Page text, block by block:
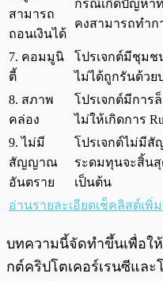
สามารถ
ถอนเงินได้
กรณีเกิดปัญหา
คงสามารถทำก
7. คอมมูนิ
ตี้
โปรเจกต์มีชุม
ไม่ได้ถูกรันด้วย
8. สภาพ
คล่อง
โปรเจกต์มีการ
ไม่ให้เกิดการ
9. ไม่มี
สัญญาณ
อันตราย
โปรเจกต์ไม่มี
ระดมทุนจะสิ้นสุ
เป็นต้น
อ่านรายละเอียดเช็คลิสต์เพิ่
บทความนี้จัดทำขึ้นเพื่อให้
กต์คริปโตเคอร์เรนซีแล